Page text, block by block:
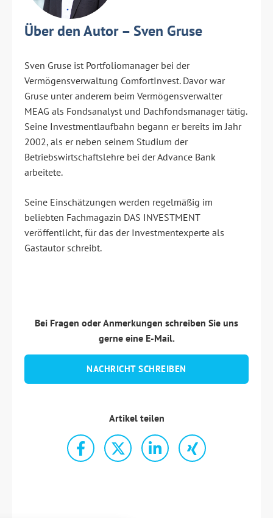
Über den Autor – Sven Gruse
Sven Gruse ist Portfoliomanager bei der
Vermögensverwaltung ComfortInvest. Davor war
Gruse unter anderem beim Vermögensverwalter
MEAG als Fondsanalyst und Dachfondsmanager tätig.
Seine Investmentlaufbahn begann er bereits im Jahr
2002, als er neben seinem Studium der
Betriebswirtschaftslehre bei der Advance Bank
arbeitete.
Seine Einschätzungen werden regelmäßig im
beliebten Fachmagazin DAS INVESTMENT
veröffentlicht, für das der Investmentexperte als
Gastautor schreibt.
Bei Fragen oder Anmerkungen schreiben Sie uns
gerne eine E-Mail.
NACHRICHT SCHREIBEN
Artikel teilen